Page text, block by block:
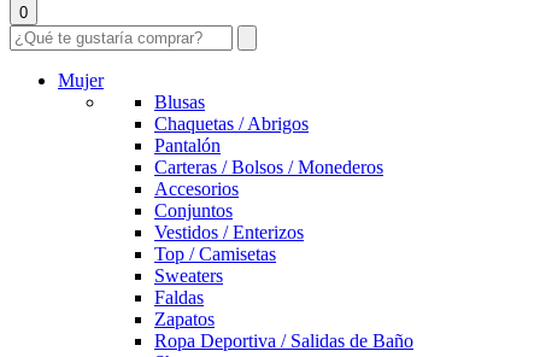
0
Mujer
Blusas
Chaquetas / Abrigos
Pantalón
Carteras / Bolsos / Monederos
Accesorios
Conjuntos
Vestidos / Enterizos
Top / Camisetas
Sweaters
Faldas
Zapatos
Ropa Deportiva / Salidas de Baño